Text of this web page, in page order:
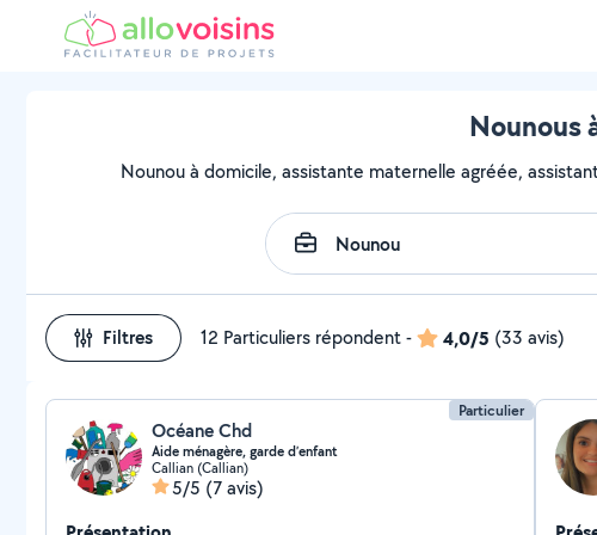
Nounous
Nounou à domicile, assistante maternelle agréée,
Filtres 12 Particuliers répondent- 4,0/5 (33 avis)
Particulier
Océane Chd
Aide ménagère, garde d’enfant
Callian (Callian)
5/5 (7 avis)